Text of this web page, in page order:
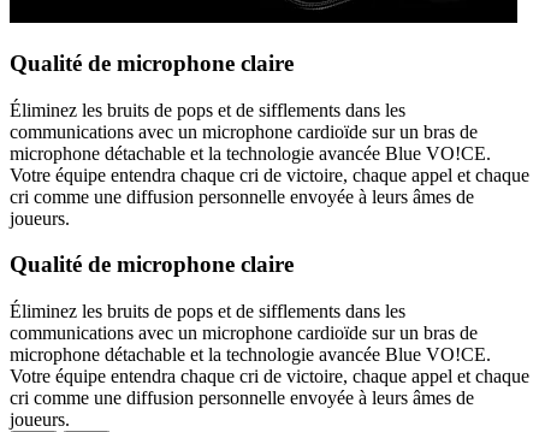
Qualité de microphone claire
Éliminez les bruits de pops et de sifflements dans les
communications avec un microphone cardioïde sur un bras de
microphone détachable et la technologie avancée Blue VO!CE.
Votre équipe entendra chaque cri de victoire, chaque appel et chaque
cri comme une diffusion personnelle envoyée à leurs âmes de
joueurs.
Qualité de microphone claire
Éliminez les bruits de pops et de sifflements dans les
communications avec un microphone cardioïde sur un bras de
microphone détachable et la technologie avancée Blue VO!CE.
Votre équipe entendra chaque cri de victoire, chaque appel et chaque
cri comme une diffusion personnelle envoyée à leurs âmes de
joueurs.